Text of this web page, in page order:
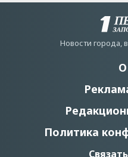
Новости города,
О
Политика